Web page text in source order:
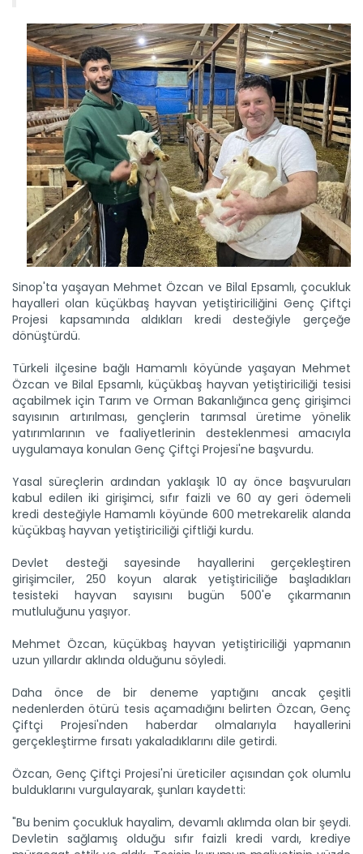
Sinop'ta yaşayan Mehmet Özcan ve Bilal Epsamlı, çocukluk
hayalleri olan küçükbaş hayvan yetiştiriciliğini Genç Çiftçi
Projesi kapsamında aldıkları kredi desteğiyle gerçeğe
dönüştürdü.
Türkeli ilçesine bağlı Hamamlı köyünde yaşayan Mehmet
Özcan ve Bilal Epsamlı, küçükbaş hayvan yetiştiriciliği tesisi
açabilmek için Tarım ve Orman Bakanlığınca genç girişimci
sayısının artırılması, gençlerin tarımsal üretime yönelik
yatırımlarının ve faaliyetlerinin desteklenmesi amacıyla
uygulamaya konulan Genç Çiftçi Projesi'ne başvurdu.
Yasal süreçlerin ardından yaklaşık 10 ay önce başvuruları
kabul edilen iki girişimci, sıfır faizli ve 60 ay geri ödemeli
kredi desteğiyle Hamamlı köyünde 600 metrekarelik alanda
küçükbaş hayvan yetiştiriciliği çiftliği kurdu.
Devlet desteği sayesinde hayallerini gerçekleştiren
girişimciler, 250 koyun alarak yetiştiriciliğe başladıkları
tesisteki hayvan sayısını bugün 500'e çıkarmanın
mutluluğunu yaşıyor.
Mehmet Özcan, küçükbaş hayvan yetiştiriciliği yapmanın
uzun yıllardır aklında olduğunu söyledi.
Daha önce de bir deneme yaptığını ancak çeşitli
nedenlerden ötürü tesis açamadığını belirten Özcan, Genç
Çiftçi Projesi'nden haberdar olmalarıyla hayallerini
gerçekleştirme fırsatı yakaladıklarını dile getirdi.
Özcan, Genç Çiftçi Projesi'ni üreticiler açısından çok olumlu
bulduklarını vurgulayarak, şunları kaydetti:
"Bu benim çocukluk hayalim, devamlı aklımda olan bir şeydi.
Devletin sağlamış olduğu sıfır faizli kredi vardı, krediye
Sulama projesinde sona...
Tarım ve Orman Bakanlığı Devlet Su İşleri Genel
Devamını Oku ->